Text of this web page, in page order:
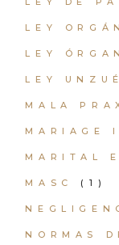
LEY
LEY
LEY UNZUÉ
MALA
MARIAGE
MARITAL
MASC (1)
NORMAS